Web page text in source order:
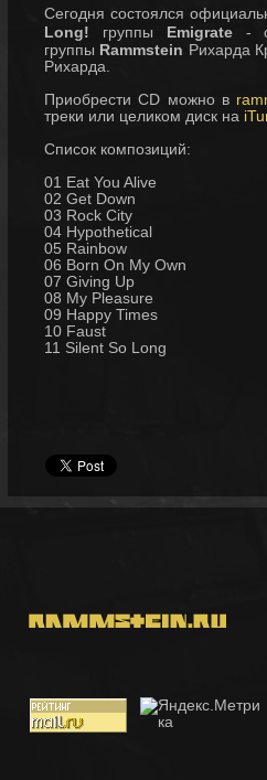
Сегодня состоялся
Long! группы Emigrate-
группы Rammstein Рихарда
Рихарда.
Приобрести CD можно в
треки или целиком диск на
Список композиций:
01 Eat You Alive
02 Get Down
03 Rock City
04 Hypothetical
05 Rainbow
06 Born On My Own
07 Giving Up
08 My Pleasure
09 Happy Times
10 Faust
11 Silent So Long